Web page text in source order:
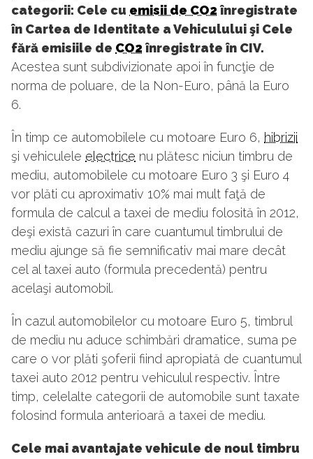
categorii: Cele cu emisii de CO2înregistrate
în Cartea de Identitate a Vehiculului şi Cele
fără emisiile de CO2înregistrate în CIV.
Acestea sunt subdivizionate apoi în funcţie de
norma de poluare, de la Non-Euro, până la Euro
6.
În timp ce automobilele cu motoare Euro 6, hibrizii
şi vehiculele electrice nu plătesc niciun timbru de
mediu, automobilele cu motoare Euro 3 şi Euro 4
vor plăti cu aproximativ 10% mai mult faţă de
formula de calcul a taxei de mediu folosită în 2012,
deşi există cazuri în care cuantumul timbrului de
mediu ajunge să fie semnificativ mai mare decât
cel al taxei auto (formula precedentă) pentru
acelaşi automobil.
În cazul automobilelor cu motoare Euro 5, timbrul
de mediu nu aduce schimbări dramatice, suma pe
care o vor plăti şoferii fiind apropiată de cuantumul
taxei auto 2012 pentru vehiculul respectiv. Între
timp, celelalte categorii de automobile sunt taxate
folosind formula anterioară a taxei de mediu.
Cele mai avantajate vehicule de noul timbru